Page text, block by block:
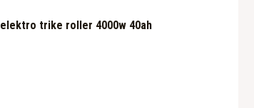
trike roller 4000w 40ah